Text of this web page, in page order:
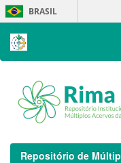
Skip
navigation
BRASIL
Repositório de